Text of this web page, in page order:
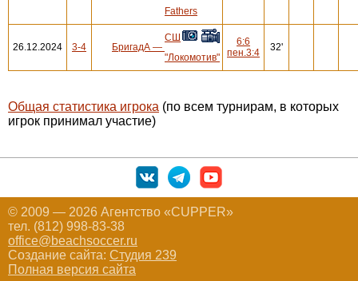
Fathers
26.12.2024 3-4 БригадА —
СШ
"Локомотив"
6:6
пен.3:4
32'
Общая статистика игрока (по всем турнирам, в которых
игрок принимал участие)
© 2009 — 2026 Агентство «CUPPER»
тел. (812) 998-83-38
office@beachsoccer.ru
Создание сайта: Студия 239
Полная версия сайта